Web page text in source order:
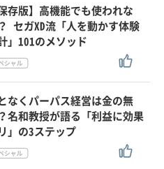
保存版】高機能でも使われな
セガXD流「人を動かす体験
」101のメソッド
なくパーパス経営は金の無
名和教授が語る「利益に効果
」の3ステップ